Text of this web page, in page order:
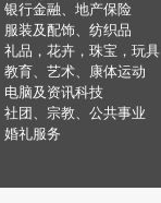
银行金融、地产保险
服装及配饰、纺织品
礼品，花卉，珠宝，玩具
教育、艺术、康体运动
电脑及资讯科技
社团、宗教、公共事业
婚礼服务